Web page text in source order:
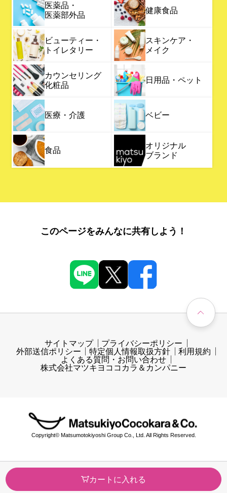
カートに入れる
医薬品・
医薬部外品
健康食品
ビューティー・
トイレタリー
スキンケア・
メイク
カウンセリング
化粧品
日用品・ペット
医療・介護 ベビー
食品
オリジナル
ブランド
このページをみんなに共有しよう！
サイトマップ
プライバシーポリシー
外部送信ポリシー
特定個人情報取扱方針
利用規約
よくある質問・お問い合わせ
株式会社マツキヨココカラ＆カンパニー
Copyright© Matsumotokiyoshi Group Co., Ltd. All Rights Reserved.